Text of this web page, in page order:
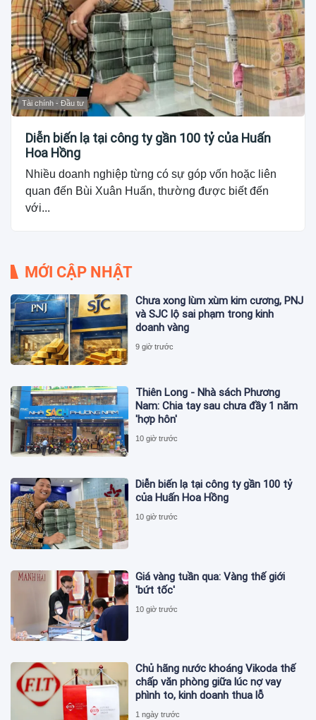
Tài chính - Đầu tư
Diễn biến lạ tại công ty gần 100 tỷ của Huấn
Hoa Hồng
Nhiều doanh nghiệp từng có sự góp vốn hoặc liên
quan đến Bùi Xuân Huấn, thường được biết đến
với...
MỚI CẬP NHẬT
Chưa xong lùm xùm kim cương, PNJ
và SJC lộ sai phạm trong kinh
doanh vàng
9 giờ trước
Thiên Long - Nhà sách Phương
Nam: Chia tay sau chưa đầy 1 năm
'hợp hôn'
10 giờ trước
Diễn biến lạ tại công ty gần 100 tỷ
của Huấn Hoa Hồng
10 giờ trước
Giá vàng tuần qua: Vàng thế giới
'bứt tốc'
10 giờ trước
Chủ hãng nước khoáng Vikoda thế
chấp văn phòng giữa lúc nợ vay
phình to, kinh doanh thua lỗ
1 ngày trước